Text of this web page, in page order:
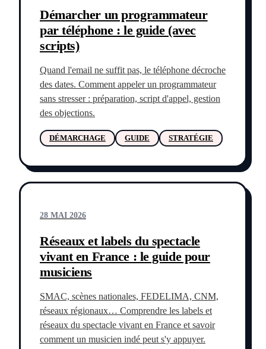
Démarcher un programmateur
par téléphone : le guide (avec
scripts)
Quand l'email ne suffit pas, le téléphone décroche
des dates. Comment appeler un programmateur
sans stresser : préparation, script d'appel, gestion
des objections.
DÉMARCHAGE GUIDE STRATÉGIE
28 MAI 2026
Réseaux et labels du spectacle
vivant en France : le guide pour
musiciens
SMAC, scènes nationales, FEDELIMA, CNM,
réseaux régionaux… Comprendre les labels et
réseaux du spectacle vivant en France et savoir
comment un musicien indé peut s'y appuyer.